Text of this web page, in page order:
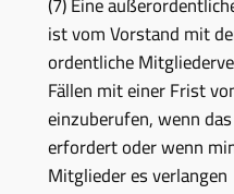
ist vom Vorstand mit
ordentliche
Fällen mit einer Frist
einzuberufen, wenn
erfordert oder wenn
Mitglieder es verlangen